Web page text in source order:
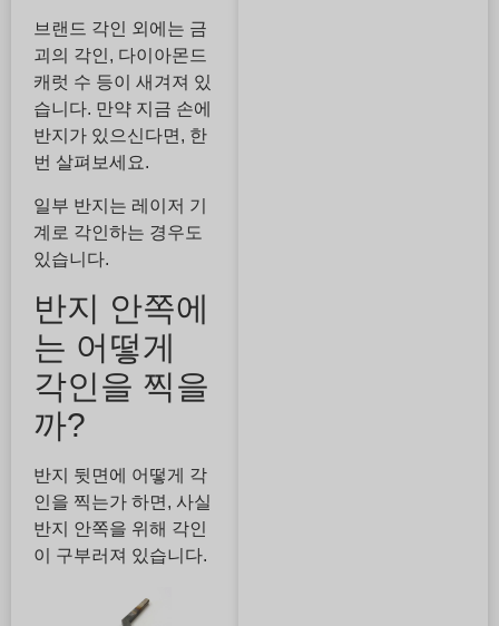
브랜드 각인 외에는 금
괴의 각인, 다이아몬드
캐럿 수 등이 새겨져 있
습니다. 만약 지금 손에
반지가 있으신다면, 한
번 살펴보세요.
일부 반지는 레이저 기
계로 각인하는 경우도
있습니다.
반지 안쪽에
는 어떻게
각인을 찍을
까?
반지 뒷면에 어떻게 각
인을 찍는가 하면, 사실
반지 안쪽을 위해 각인
이 구부러져 있습니다.